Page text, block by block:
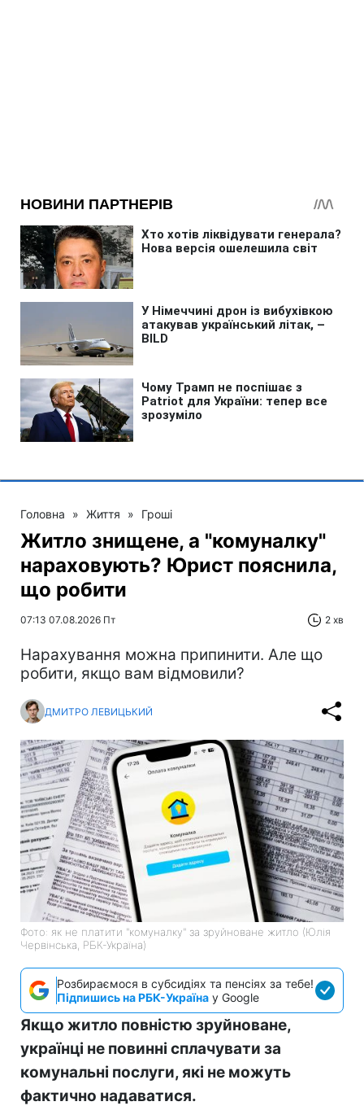
Головна » Життя » Гроші
Житло знищене, а "комуналку"
нараховують? Юрист пояснила,
що робити
07:13 07.08.2026 Пт 2 хв
Нарахування можна припинити. Але що
робити, якщо вам відмовили?
ДМИТРО ЛЕВИЦЬКИЙ
Фото: як не платити "комуналку" за зруйноване житло (Юлія
Червінська, РБК-Україна)
Розбираємося в субсидіях та пенсіях за тебе!
Підпишись на РБК-Україна у Google
Якщо житло повністю зруйноване,
українці не повинні сплачувати за
комунальні послуги, які не можуть
фактично надаватися.